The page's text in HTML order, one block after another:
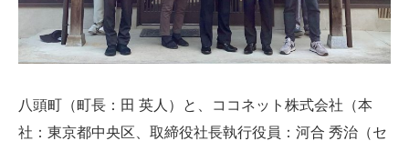
八頭町（町長：田 英人）と、ココネット株式会社（本
社：東京都中央区、取締役社長執行役員：河合 秀治（セ